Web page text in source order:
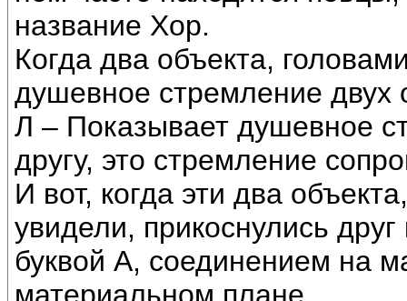
название Хор.
Когда два объекта,
душевное стремление двух
Л – Показывает душевное
другу, это стремление
И вот, когда эти два
увидели, прикоснулись
буквой А, соединением на